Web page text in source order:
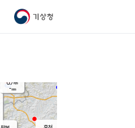
기상청
0.7 m/s
-mm